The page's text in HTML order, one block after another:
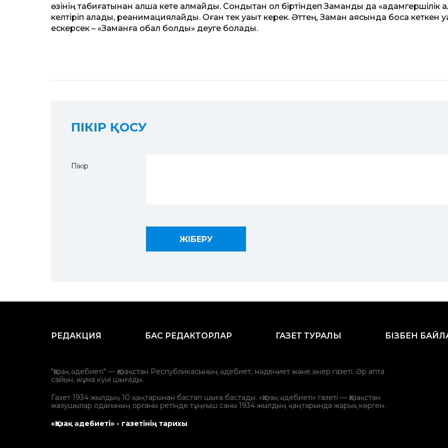
өзінің табиғатынан алшақ кете алмайды. Сондықтан ол біртіндеп Заманды да «адамгершілік
келтіріп алады, реанимациялайды. Оған тек уақыт керек. Әттең, Заман аясында босқа кеткен
ескерсек – «Заманға обал болды» деуге болады.
ПІКІР ҚОСУ
Пікір
РЕДАКЦИЯ БАС РЕДАКТОРЛАР ГАЗЕТ ТУРАЛЫ БІЗБЕН
"Қазақ әдебиеті" — Қазақстан Республикасының әдебиет, мәдениет және өнер газеті. Әр апта
сайын, жұма күні шығады.
Газет 1934 жылдың 10 қаңтарынан бастап шыға бастады. «Қазақ әдебиеті» газеті — Қазақстан
жазушылар одағының органы ретінде тұңғыш саны 1934 жылдың қаңтарында жарық көрген.
«Қазақ әдебиеті» - газетінің тарихы